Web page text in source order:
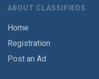
ABOUT CLASSIFIEDS
Home
Registration
Post an Ad